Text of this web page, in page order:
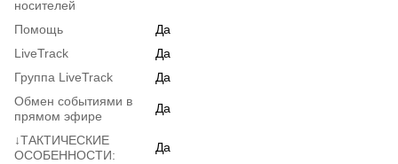
носителей
Помощь
Да
LiveTrack
Да
Группа LiveTrack
Да
Обмен событиями в
прямом эфире
Да
↓ТАКТИЧЕСКИЕ
ОСОБЕННОСТИ:
Да